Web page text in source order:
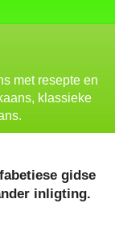
met resepte en
klassieke
gidse
inligting.